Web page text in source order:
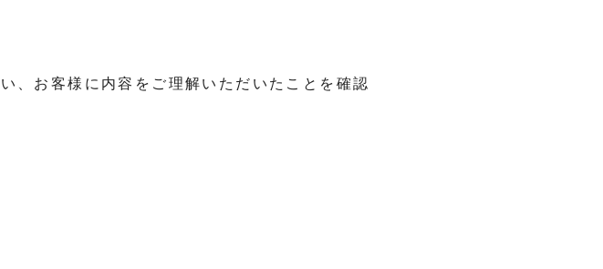
、お客様に内容をご理解いただいたことを確認